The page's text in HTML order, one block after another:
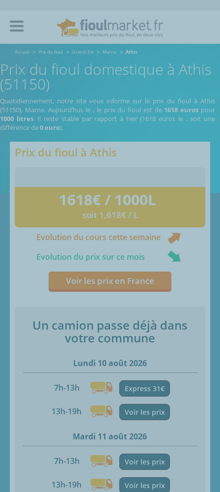
Accueil Prix du fioul Grand-Est Marne Athis
Prix du fioul domestique à Athis
(51150)
Quotidiennement, notre site vous informe sur le prix du fioul à Athis
(51150), Marne. Aujourd’hui, le, le prix du fioul est de 1618 euros pour
1000 litres. Il reste stable par rapport à hier (1618 euros le , soit une
différence de0 euro).
Prix du fioul à Athis
1618€ / 1000L
soit 1,618€ / L
Evolution du cours cette semaine
Evolution du prix sur ce mois
Voir les prix en France
Un camion passe déjà dans
votre commune
Lundi 10 août 2026
7h-13h Express 31€
13h-19h Voir les prix
Mardi 11 août 2026
7h-13h Voir les prix
13h-19h Voir les prix